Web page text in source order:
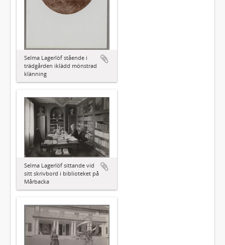
Selma Lagerlöf stående i
trädgården iklädd mönstrad
klänning
Selma Lagerlöf sittande vid
sitt skrivbord i biblioteket på
Mårbacka